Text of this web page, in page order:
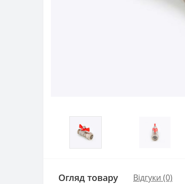
Огляд товару Відгуки (0)